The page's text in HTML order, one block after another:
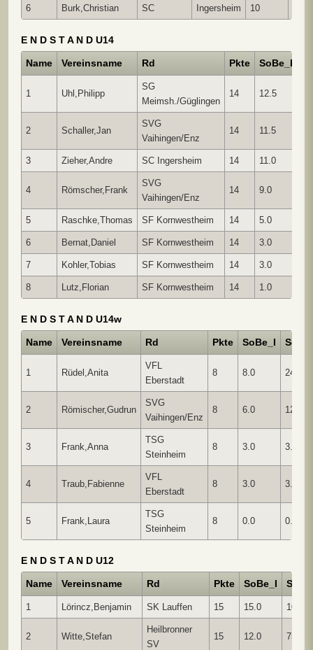
6 Burk,Christian SC Ingersheim 10
E N D S T A N D U14
Name Vereinsname Rd Pkte SoBe_I
1 Uhl,Philipp
SG
Meimsh./Güglingen
14 12.5
2 Schaller,Jan
SVG
Vaihingen/Enz
14 11.5
3 Zieher,Andre SC Ingersheim 14 11.0
4 Römscher,Frank
SVG
Vaihingen/Enz
14 9.0
5 Raschke,Thomas SF Kornwestheim 14 5.0
6 Bernat,Daniel SF Kornwestheim 14 3.0
7 Kohler,Tobias SF Kornwestheim 14 3.0
8 Lutz,Florian SF Kornwestheim 14 1.0
E N D S T A N D U14w
Name Vereinsname Rd Pkte SoBe_I
1 Rüdel,Anita
VFL
Eberstadt
8 8.0 24.00
2 Römischer,Gudrun
SVG
Vaihingen/Enz
8 6.0 12.00
3 Frank,Anna
TSG
Steinheim
8 3.0 3.00
4 Traub,Fabienne
VFL
Eberstadt
8 3.0 3.00
5 Frank,Laura
TSG
Steinheim
8 0.0 0.00
E N D S T A N D U12
Name Vereinsname Rd Pkte SoBe_I
1 Lörincz,Benjamin SK Lauffen 15 15.0 105.00
2 Witte,Stefan
Heilbronner
SV
15 12.0 75.00